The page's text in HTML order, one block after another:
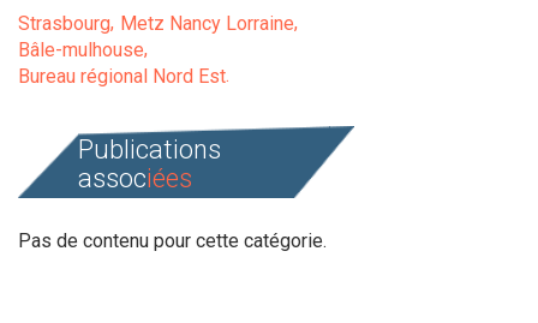
Strasbourg Metz Nancy Lorraine
Bâle-mulhouse
Bureau régional Nord Est
Publications
associées
Pas de contenu pour cette catégorie.